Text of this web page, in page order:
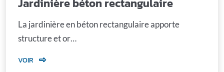
La jardinière en béton rectangulaire apporte
structure et or…
VOIR